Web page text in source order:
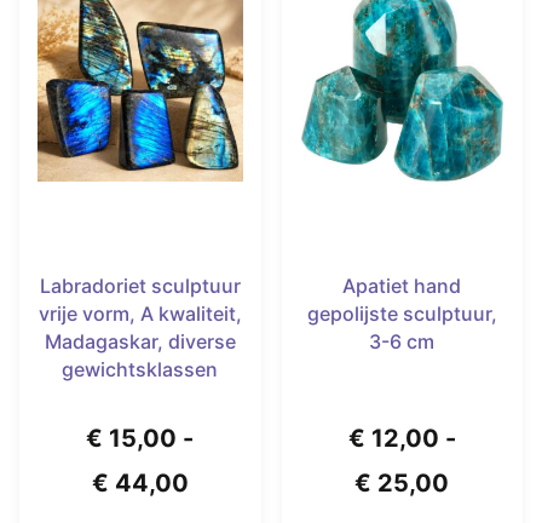
Labradoriet sculptuur
vrije vorm, A kwaliteit,
Madagaskar, diverse
gewichtsklassen
€ 15,00 -
€ 44,00Prijsklasse:
Apatiet hand
gepolijste sculptuur,
3-6 cm
€ 12,00 -
€ 25,00